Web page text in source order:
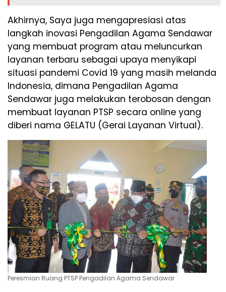
Akhirnya, Saya juga mengapresiasi atas
langkah inovasi Pengadilan Agama Sendawar
yang membuat program atau meluncurkan
layanan terbaru sebagai upaya menyikapi
situasi pandemi Covid 19 yang masih melanda
Indonesia, dimana Pengadilan Agama
Sendawar juga melakukan terobosan dengan
membuat layanan PTSP secara online yang
diberi nama GELATU (Gerai Layanan Virtual).
Peresmian Ruang PTSP Pengadilan Agama Sendawar